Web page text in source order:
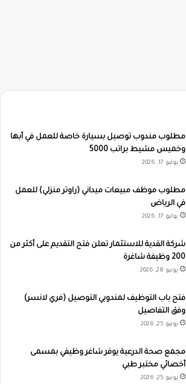
مطلوب مندوب توصيل بسيارة خاصة للعمل في أبها
وخميس مشيط براتب 5000
يوليو 17, 2026
مطلوب موظف مبيعات ميداني (راوتر منزلي) للعمل
في الرياض
يوليو 17, 2026
شركة القدية للاستثمار تعلن فتح التقديم على أكثر من
200 وظيفة شاغرة
يونيو 28, 2026
فتح باب التوظيف لمندوبي التوصيل (فري لانسر)
وفق التفاصيل
يونيو 25, 2026
مجمع صحة الدرعية يوفر شاغر وظيفي بمسمى
أخصائي مختبر طبي
يونيو 25, 2026